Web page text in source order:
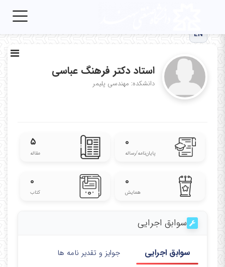
EN
استاد دکتر فرهنگ عباسی
دانشکده: مهندسی پلیمر
۰
پایان‌نامه‌/رساله
۵
مقاله
۰
همایش
۰
کتاب
سوابق اجرایی
سوابق اجرایی
جوایز و تقدیر نامه ها